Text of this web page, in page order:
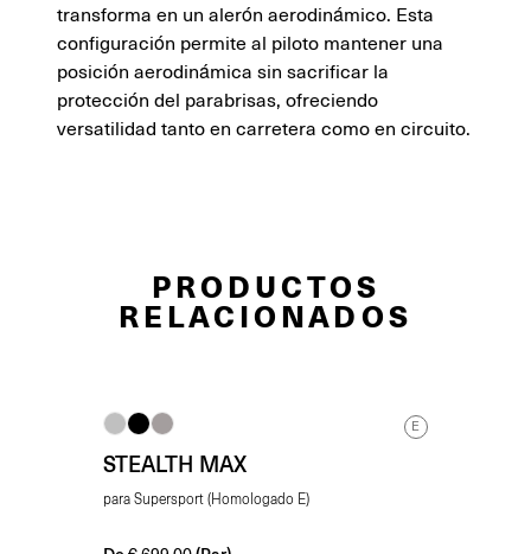
transforma en un alerón aerodinámico. Esta
configuración permite al piloto mantener una
posición aerodinámica sin sacrificar la
protección del parabrisas, ofreciendo
versatilidad tanto en carretera como en circuito.
PRODUCTOS
RELACIONADOS
E
STEALTH MAX
para Supersport (Homologado E)